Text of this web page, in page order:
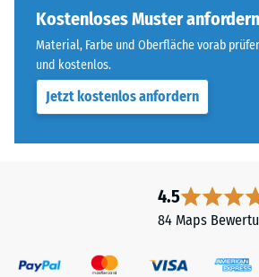
Kostenloses Muster anfordern
Material, Farbe und Oberfläche vorab
und kostenlos.
Jetzt kostenlos anfordern
4.5
84 Maps